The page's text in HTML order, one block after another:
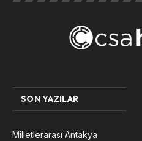
SON YAZILAR
Milletlerarası Antakya